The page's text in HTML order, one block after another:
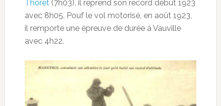
Thoret(7h03), il reprend son record début 1923
avec 8h05. Pouf le vol motorisé, en août 1923,
il remporte une épreuve de durée à Vauville
avec 4h22.